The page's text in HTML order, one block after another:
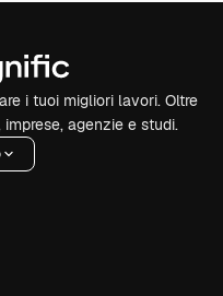
i tuoi migliori lavori. Oltre
agenzie e studi.